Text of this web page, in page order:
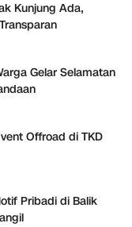
Kunjung Ada,
Gelar Selamatan
Offroad di TKD
Pribadi di Balik